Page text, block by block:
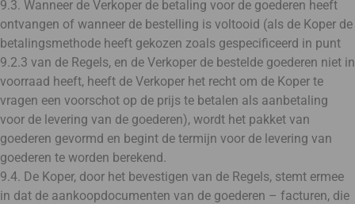
9.3. Wanneer de Verkoper de betaling voor de goederen heeft
ontvangen of wanneer de bestelling is voltooid (als de Koper de
betalingsmethode heeft gekozen zoals gespecificeerd in punt
9.2.3 van de Regels, en de Verkoper de bestelde goederen niet in
voorraad heeft, heeft de Verkoper het recht om de Koper te
vragen een voorschot op de prijs te betalen als aanbetaling
voor de levering van de goederen), wordt het pakket van
goederen gevormd en begint de termijn voor de levering van
goederen te worden berekend.
9.4. De Koper, door het bevestigen van de Regels, stemt ermee
in dat de aankoopdocumenten van de goederen – facturen, die